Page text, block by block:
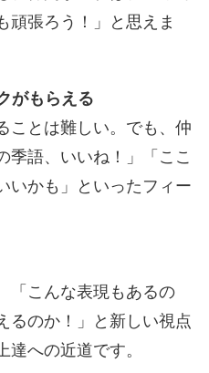
頑張ろう！」と思えま
がもらえる
ことは難しい。でも、仲
季語、いいね！」「ここ
いかも」といったフィー
「こんな表現もあるの
るのか！」と新しい視点
への近道です。